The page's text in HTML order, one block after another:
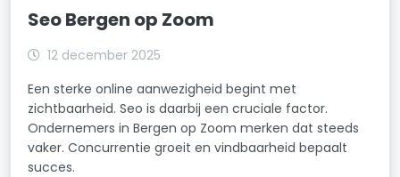
Seo Bergen op Zoom
12 december 2025
Een sterke online aanwezigheid begint met
zichtbaarheid. Seo is daarbij een cruciale factor.
Ondernemers in Bergen op Zoom merken dat steeds
vaker. Concurrentie groeit en vindbaarheid bepaalt
succes.